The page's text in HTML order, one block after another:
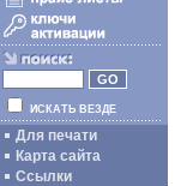
ИСКАТЬ ВЕЗДЕ
Для печати
Карта сайта
Ссылки